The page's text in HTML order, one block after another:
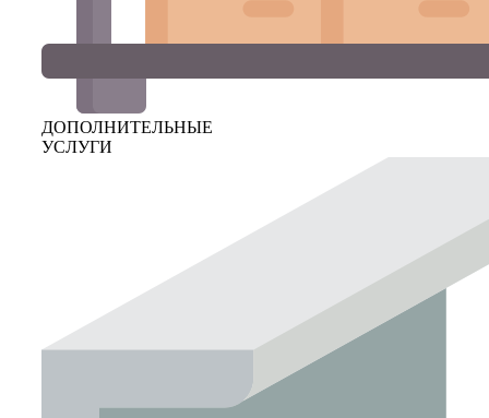
ДОПОЛНИТЕЛЬНЫЕ
УСЛУГИ